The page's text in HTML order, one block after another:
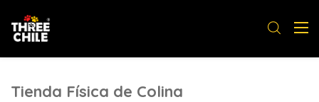
Tienda Física de Colina